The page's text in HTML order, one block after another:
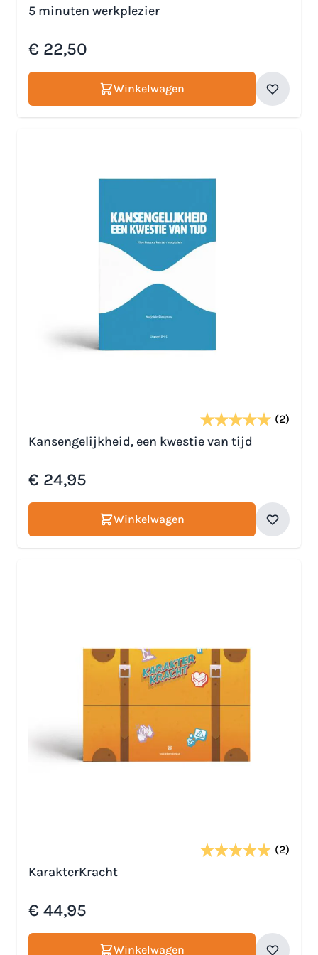
5 minuten werkplezier
€ 22,50
Winkelwagen
(2)
Kansengelijkheid, een kwestie van tijd
€ 24,95
Winkelwagen
(2)
KarakterKracht
€ 44,95
Winkelwagen